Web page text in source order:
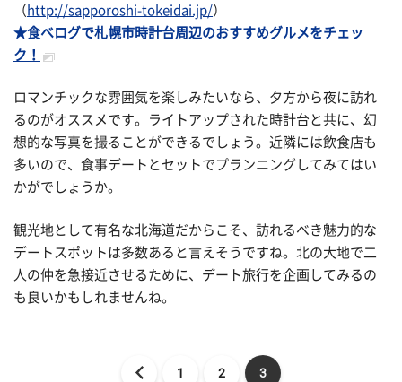
（ http://sapporoshi-tokeidai.jp/）
★食べログで札幌市時計台周辺のおすすめグルメをチェッ
ク！
ロマンチックな雰囲気を楽しみたいなら、夕方から夜に訪れ
るのがオススメです。ライトアップされた時計台と共に、幻
想的な写真を撮ることができるでしょう。近隣には飲食店も
多いので、食事デートとセットでプランニングしてみてはい
かがでしょうか。
観光地として有名な北海道だからこそ、訪れるべき魅力的な
デートスポットは多数あると言えそうですね。北の大地で二
人の仲を急接近させるために、デート旅行を企画してみるの
も良いかもしれませんね。
1 2 3